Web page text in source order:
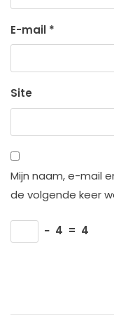
E-mail *
Site
Mijn naam, e-mail
de volgende keer
− 4 = 4